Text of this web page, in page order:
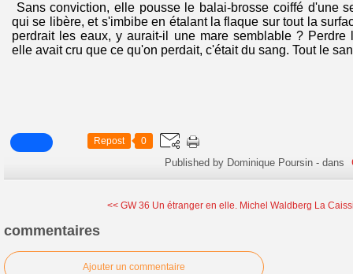
Sans conviction, elle pousse le balai-brosse coiffé d'une
qui se libère, et s'imbibe en étalant la flaque sur tout la
perdrait les eaux, y aurait-il une mare semblable ? Perdre
elle avait cru que ce qu'on perdait, c'était du sang. Tout le
Repost 0
Published by Dominique Poursin -dans
<< GW 36 Un étranger en elle. Michel Waldberg La
commentaires
Ajouter un commentaire